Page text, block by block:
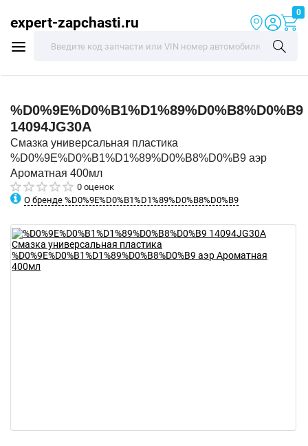
expert-zapchasti.ru
0
%D0%9E%D0%B1%D1%89%D0%B8%D0%B9
14094JG30A
Смазка универсальная пластика
%D0%9E%D0%B1%D1%89%D0%B8%D0%B9 аэр
Ароматная 400мл
0 оценок
О бренде %D0%9E%D0%B1%D1%89%D0%B8%D0%B9